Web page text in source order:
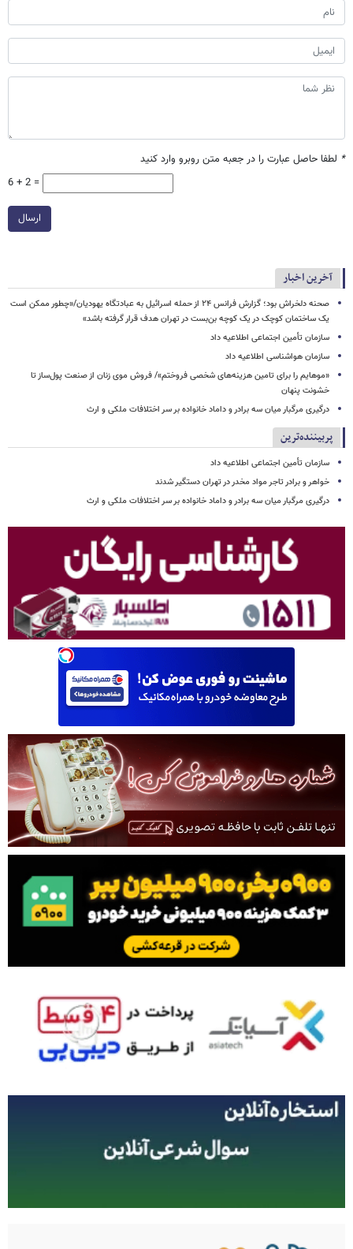
* لطفا حاصل عبارت را در جعبه متن روبرو وارد کنید
6 + 2 =
ارسال
آخرین اخبار
صحنه دلخراش بود؛ گزارش فرانس ۲۴ از حمله اسرائیل به عبادتگاه یهودیان/«چطور ممکن است
یک ساختمان کوچک در یک کوچه بن‌بست در تهران هدف قرار گرفته باشد»
سازمان تأمین اجتماعی اطلاعیه داد
سازمان هواشناسی اطلاعیه داد
«موهایم را برای تامین هزینه‌های شخصی فروختم»/ فروش موی زنان از صنعت پول‌ساز تا
خشونت پنهان
درگیری مرگبار میان سه برادر و داماد خانواده بر سر اختلافات ملکی و ارث
پربیننده‌ترین
سازمان تأمین اجتماعی اطلاعیه داد
خواهر و برادر تاجر مواد مخدر در تهران دستگیر شدند
درگیری مرگبار میان سه برادر و داماد خانواده بر سر اختلافات ملکی و ارث